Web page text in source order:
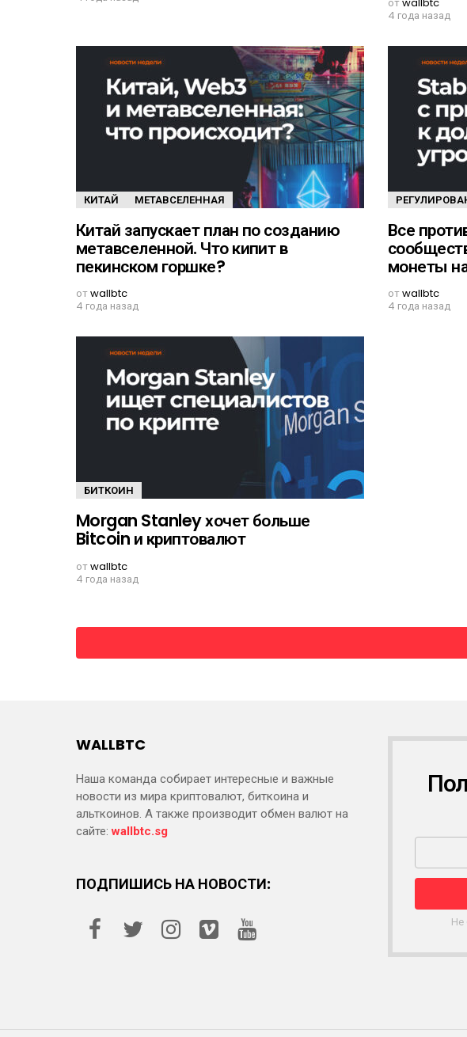
4 года назад
КИТАЙ МЕТАВСЕЛЕННАЯ
Китай запускает план по созданию
метавселенной. Что кипит в
пекинском горшке?
отwallbtc
4 года назад
Все
монеты
отwallbtc
4 года назад
БИТКОИН
Morgan Stanley хочет больше
Bitcoin и криптовалют
отwallbtc
4 года назад
WALLBTC
Наша команда собирает интересные и важные
новости из мира криптовалют, биткоина и
альткоинов. А также производит обмен валют на
сайте:wallbtc.sg
ПОДПИШИСЬ НА НОВОСТИ:
Л
К
Не